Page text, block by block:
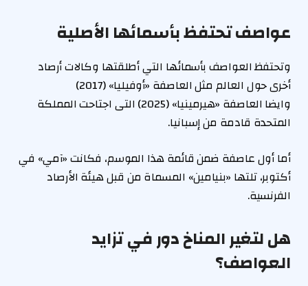
عواصف تحتفظ بأسمائها الأصلية
وتحتفظ العواصف بأسمائها التي أطلقتها وكالات أرصاد
أخرى حول العالم مثل العاصفة «أوفيليا» (2017)
وايضا العاصفة «هيرمينيا» (2025) التى اجتاحت المملكة
المتحدة قادمة من إسبانيا.
أما أول عاصفة ضمن قائمة هذا الموسم، فكانت «آمي» في
أكتوبر، تلتها «بنيامين» المسماة من قبل هيئة الأرصاد
الفرنسية.
هل لتغير المناخ دور في تزايد
العواصف؟